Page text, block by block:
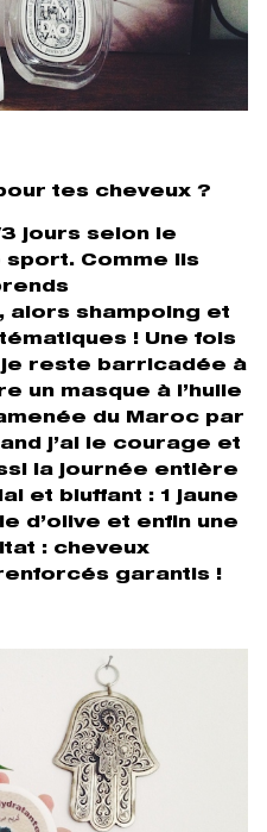
tes cheveux ?
jours selon le
Comme ils
alors shampoing et
! Une fois
reste barricadée à
un masque à l’huile
du Maroc par
j’ai le courage et
la journée entière
et bluffant : 1 jaune
d’olive et enfin une
: cheveux
garantis !